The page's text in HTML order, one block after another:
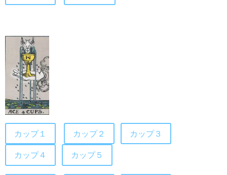
カップ１ カップ２ カップ３
カップ４ カップ５